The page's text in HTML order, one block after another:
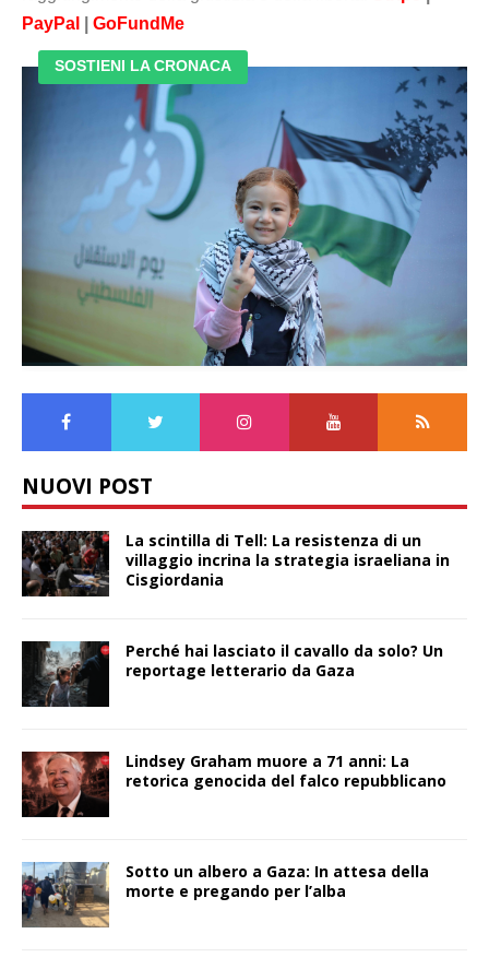
PayPal
GoFundMe
SOSTIENI LA CRONACA
NUOVI POST
La scintilla di Tell: La resistenza di un
villaggio incrina la strategia israeliana in
Cisgiordania
Perché hai lasciato il cavallo da solo? Un
reportage letterario da Gaza
Lindsey Graham muore a 71 anni: La
retorica genocida del falco repubblicano
Sotto un albero a Gaza: In attesa della
morte e pregando per l’alba